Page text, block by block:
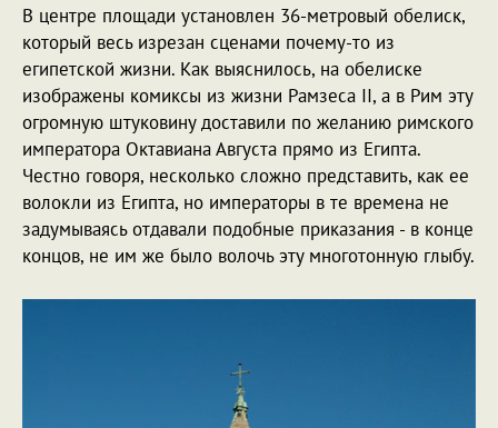
В центре площади установлен 36-метровый обелиск,
который весь изрезан сценами почему-то из
египетской жизни. Как выяснилось, на обелиске
изображены комиксы из жизни Рамзеса II, а в Рим эту
огромную штуковину доставили по желанию римского
императора Октавиана Августа прямо из Египта.
Честно говоря, несколько сложно представить, как ее
волокли из Египта, но императоры в те времена не
задумываясь отдавали подобные приказания - в конце
концов, не им же было волочь эту многотонную глыбу.